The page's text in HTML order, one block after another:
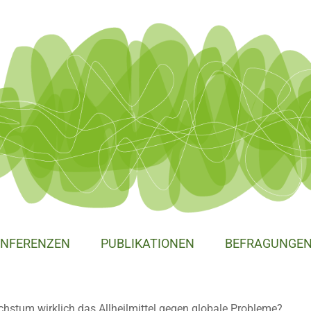
PUBLIKATIONEN BEFRAGUNGEN